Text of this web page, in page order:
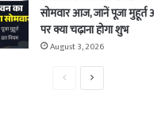
सोमवार आज, जानें पूजा
पर क्या चढ़ाना होगा शुभ
August 3, 2026
PreviousNext